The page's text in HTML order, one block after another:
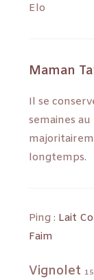
Elo
Maman
Il se
semaines
longtemps.
Ping : Lait
Faim
Vignolet